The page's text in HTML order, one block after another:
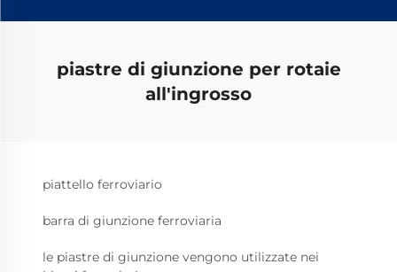
piastre di giunzione per rotaie
all'ingrosso
piattello ferroviario
barra di giunzione ferroviaria
le piastre di giunzione vengono utilizzate nei